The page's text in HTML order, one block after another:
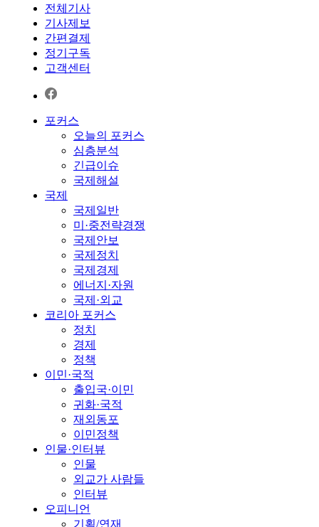
전체기사
기사제보
간편결제
정기구독
고객센터
포커스
오늘의 포커스
심층분석
긴급이슈
국제해설
국제
국제일반
미·중전략경쟁
국제안보
국제정치
국제경제
에너지·자원
국제·외교
코리아 포커스
정치
경제
정책
이민·국적
출입국·이민
귀화·국적
재외동포
이민정책
인물·인터뷰
인물
외교가 사람들
인터뷰
오피니언
기획/연재